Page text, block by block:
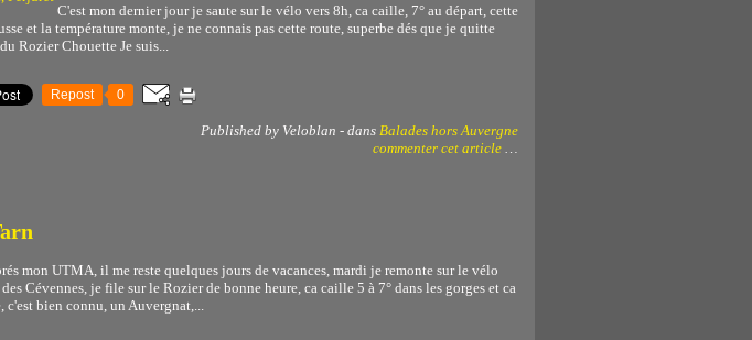
C'est mon dernier jour je saute sur le vélo vers 8h, ca caille, 7° au départ, cette
et la température monte, je ne connais pas cette route, superbe dés que je quitte
Rozier Chouette Je suis...
Repost 0
Published by Veloblan - dans Balades hors Auvergne
commenter cet article …
mon UTMA, il me reste quelques jours de vacances, mardi je remonte sur le vélo
Cévennes, je file sur le Rozier de bonne heure, ca caille 5 à 7° dans les gorges et ca
c'est bien connu, un Auvergnat,...